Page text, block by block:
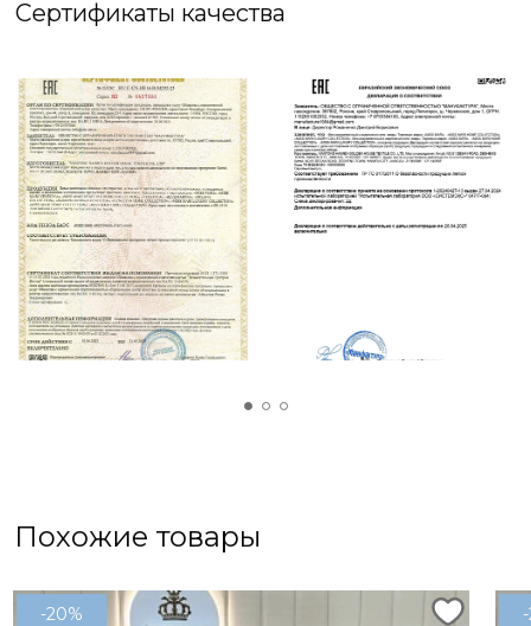
Сертификаты качества
Похожие товары
-20%